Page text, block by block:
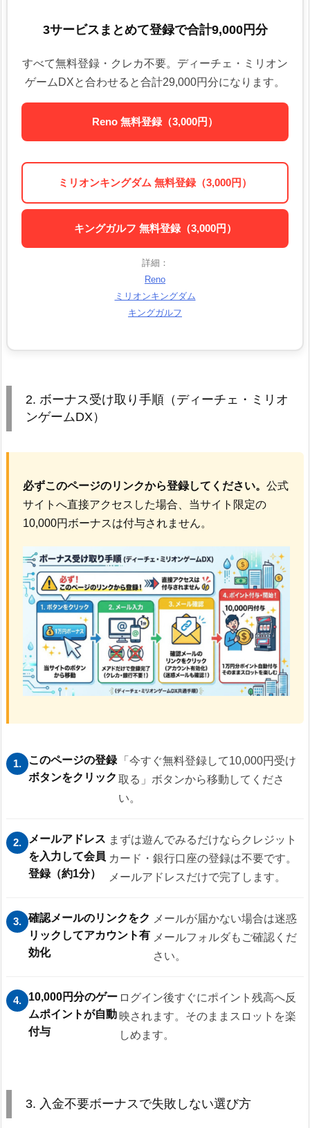
3サービスまとめて登録で合計9,000円分
すべて無料登録・クレカ不要。ディーチェ・ミリオン
ゲームDXと合わせると合計29,000円分になります。
Reno 無料登録（3,000円）
ミリオンキングダム 無料登録（3,000円）
キングガルフ 無料登録（3,000円）
詳細：
Reno
ミリオンキングダム
キングガルフ
2. ボーナス受け取り手順（ディーチェ・ミリオ
ンゲームDX）
必ずこのページのリンクから登録してください。 公式
サイトへ直接アクセスした場合、当サイト限定の
10,000円ボーナスは付与されません。
1.
このページの登録
ボタンをクリック
「今すぐ無料登録して10,000円受け
取る」ボタンから移動してくださ
い。
2.
メールアドレス
を入力して会員
登録（約1分）
まずは遊んでみるだけならクレジット
カード・銀行口座の登録は不要です。
メールアドレスだけで完了します。
3. 確認メールのリンクをク
リックしてアカウント有
効化
メールが届かない場合は迷惑
メールフォルダもご確認くだ
さい。
4.
10,000円分のゲー
ムポイントが自動
付与
ログイン後すぐにポイント残高へ反
映されます。そのままスロットを楽
しめます。
3. 入金不要ボーナスで失敗しない選び方